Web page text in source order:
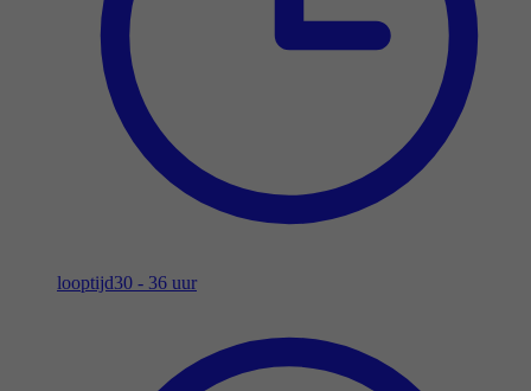
looptijd30 - 36 uur